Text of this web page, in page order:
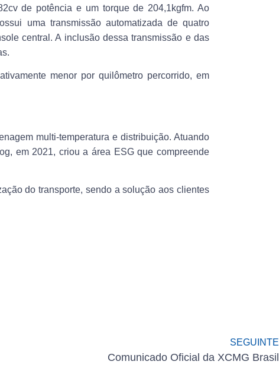
de potência e um torque de 204,1kgfm. Ao
uma transmissão automatizada de quatro
central. A inclusão dessa transmissão e das
menor por quilômetro percorrido, em
multi-temperatura e distribuição. Atuando
em 2021, criou a área ESG que compreende
do transporte, sendo a solução aos clientes
SEGUINTE
Comunicado Oficial da XCMG Brasil